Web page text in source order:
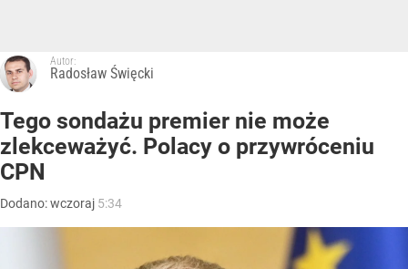
Autor:
Radosław Święcki
Tego sondażu premier nie może
zlekceważyć. Polacy o przywróceniu
CPN
Dodano:wczoraj 5:34